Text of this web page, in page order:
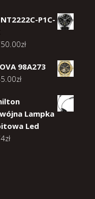
P1C-
zł
98A273
zł
Lampka
Led
zł